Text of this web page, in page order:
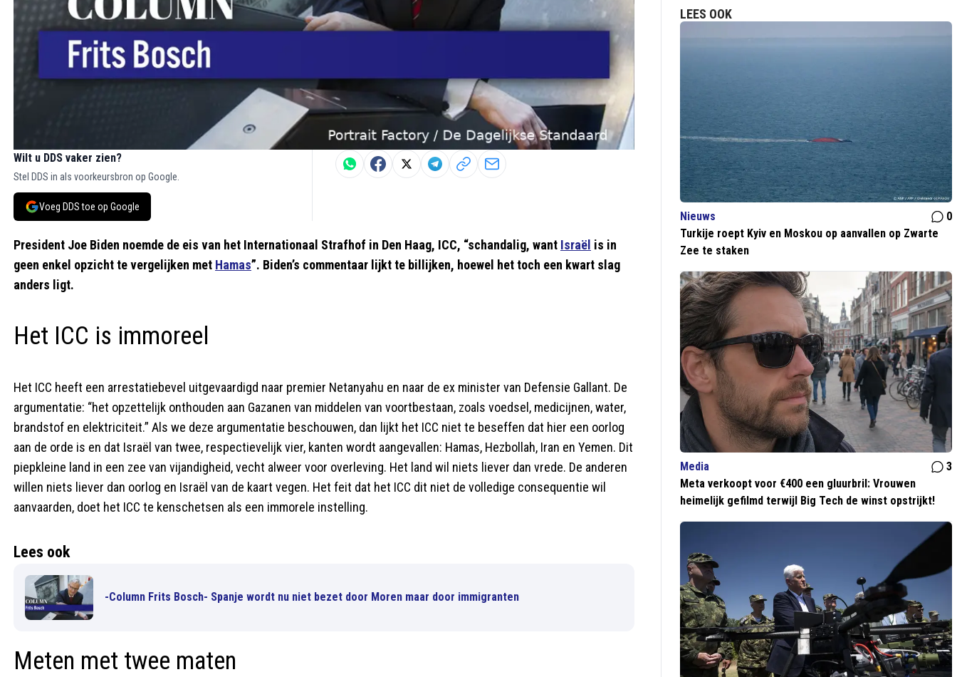
Wilt u DDS vaker zien?
Stel DDS in als voorkeursbron op Google.
Voeg DDS toe op Google
President Joe Biden noemde de eis van het Internationaal Strafhof in Den Haag, ICC, “schandalig, want Israël is in
geen enkel opzicht te vergelijken met Hamas”. Biden’s commentaar lijkt te billijken, hoewel het toch een kwart slag
anders ligt.
Het ICC is immoreel
Het ICC heeft een arrestatiebevel uitgevaardigd naar premier Netanyahu en naar de ex minister van Defensie Gallant. De
argumentatie: “het opzettelijk onthouden aan Gazanen van middelen van voortbestaan, zoals voedsel, medicijnen, water,
brandstof en elektriciteit.” Als we deze argumentatie beschouwen, dan lijkt het ICC niet te beseffen dat hier een oorlog
aan de orde is en dat Israël van twee, respectievelijk vier, kanten wordt aangevallen: Hamas, Hezbollah, Iran en Yemen. Dit
piepkleine land in een zee van vijandigheid, vecht alweer voor overleving. Het land wil niets liever dan vrede. De anderen
willen niets liever dan oorlog en Israël van de kaart vegen. Het feit dat het ICC dit niet de volledige consequentie wil
aanvaarden, doet het ICC te kenschetsen als een immorele instelling.
Lees ook
-Column Frits Bosch- Spanje wordt nu niet bezet door Moren maar door immigranten
Meten met twee maten
LEES OOK
Nieuws
0
Turkije roept Kyiv en Moskou op aanvallen op Zwarte
Zee te staken
Media
3
Meta verkoopt voor €400 een gluurbril: Vrouwen
heimelijk gefilmd terwijl Big Tech de winst opstrijkt!